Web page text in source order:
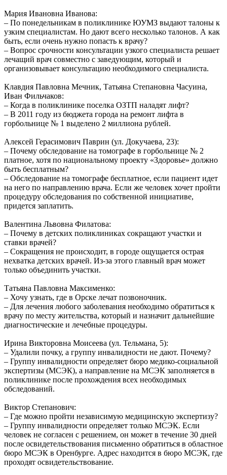
Мария Ивановна Иванова:
– По понедельникам в поликлинике ЮУМЗ выдают талоны к
узким специалистам. Но дают всего несколько талонов. А как
быть, если очень нужно попасть к врачу?
– Вопрос срочности консультации узкого специалиста решает
лечащий врач совместно с заведующим, который и
организовывает консультацию необходимого специалиста.
Клавдия Павловна Мечник, Татьяна Степановна Часуина,
Иван Фильчаков:
– Когда в поликлинике поселка ОЗТП наладят лифт?
– В 2011 году из бюджета города на ремонт лифта в
горбольнице № 1 выделено 2 миллиона рублей.
Алексей Герасимович Паврин (ул. Докучаева, 23):
– Почему обследование на томографе в горбольнице № 2
платное, хотя по национальному проекту «Здоровье» должно
быть бесплатным?
– Обследование на томографе бесплатное, если пациент идет
на него по направлению врача. Если же человек хочет пройти
процедуру обследования по собственной инициативе,
придется заплатить.
Валентина Львовна Филатова:
– Почему в детских поликлиниках сокращают участки и
ставки врачей?
– Сокращения не происходит, в городе ощущается острая
нехватка детских врачей. Из-за этого главный врач может
только объединить участки.
Татьяна Павловна Максименко:
– Хочу узнать, где в Орске лечат позвоночник.
– Для лечения любого заболевания необходимо обратиться к
врачу по месту жительства, который и назначит дальнейшие
диагностические и лечебные процедуры.
Ирина Викторовна Моисеева (ул. Тельмана, 5):
– Удалили почку, а группу инвалидности не дают. Почему?
– Группу инвалидности определяет бюро медико-социальной
экспертизы (МСЭК), а направление на МСЭК заполняется в
поликлинике после прохождения всех необходимых
обследований.
Виктор Степанович:
– Где можно пройти независимую медицинскую экспертизу?
– Группу инвалидности определяет только МСЭК. Если
человек не согласен с решением, он может в течение 30 дней
после освидетельствования письменно обратиться в областное
бюро МСЭК в Оренбурге. Адрес находится в бюро МСЭК, где
проходят освидетельствование.